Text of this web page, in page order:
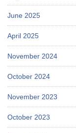
June 2025
April 2025
November 2024
October 2024
November 2023
October 2023